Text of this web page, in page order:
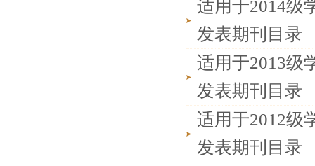
适用于2014级
发表期刊目录
适用于2013级
发表期刊目录
适用于2012级
发表期刊目录